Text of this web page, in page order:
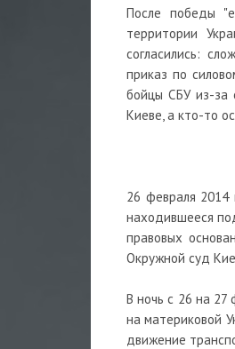
После победы
территории
согласились:
приказ по
бойцы СБУ из-за
Киеве, а кто-то
26 февраля 2014
находившееся
правовых
Окружной суд
В ночь с 26 на 27
на материковой
движение